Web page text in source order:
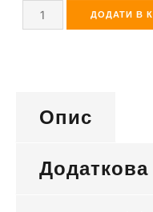
ДОДАТИ В
Опис